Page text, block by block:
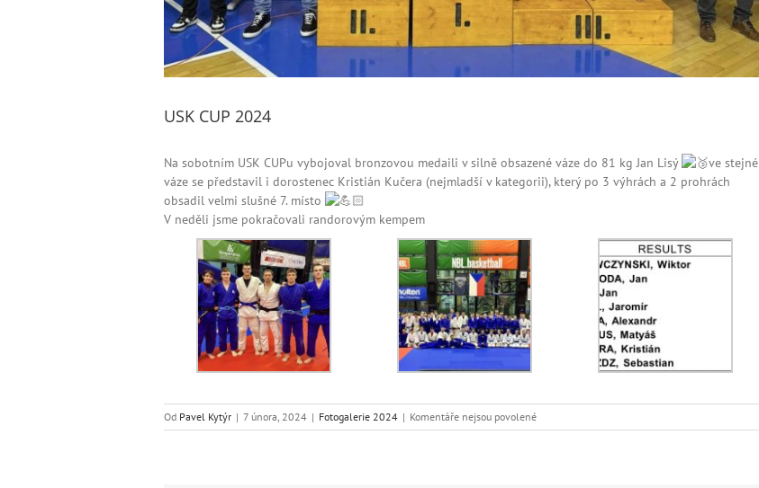
USK CUP 2024
Na sobotním USK CUPu vybojoval bronzovou medaili v silně obsazené váze do 81 kg Jan Lisý
ve stejné
váze se představil i dorostenec Kristián Kučera (nejmladší v kategorii), který po 3 výhrách a 2 prohrách
obsadil velmi slušné 7. místo
V neděli jsme pokračovali randorovým kempem
Od Pavel Kytýr | 7 února, 2024 | Fotogalerie 2024 | Komentáře nejsou povolenéu
textu